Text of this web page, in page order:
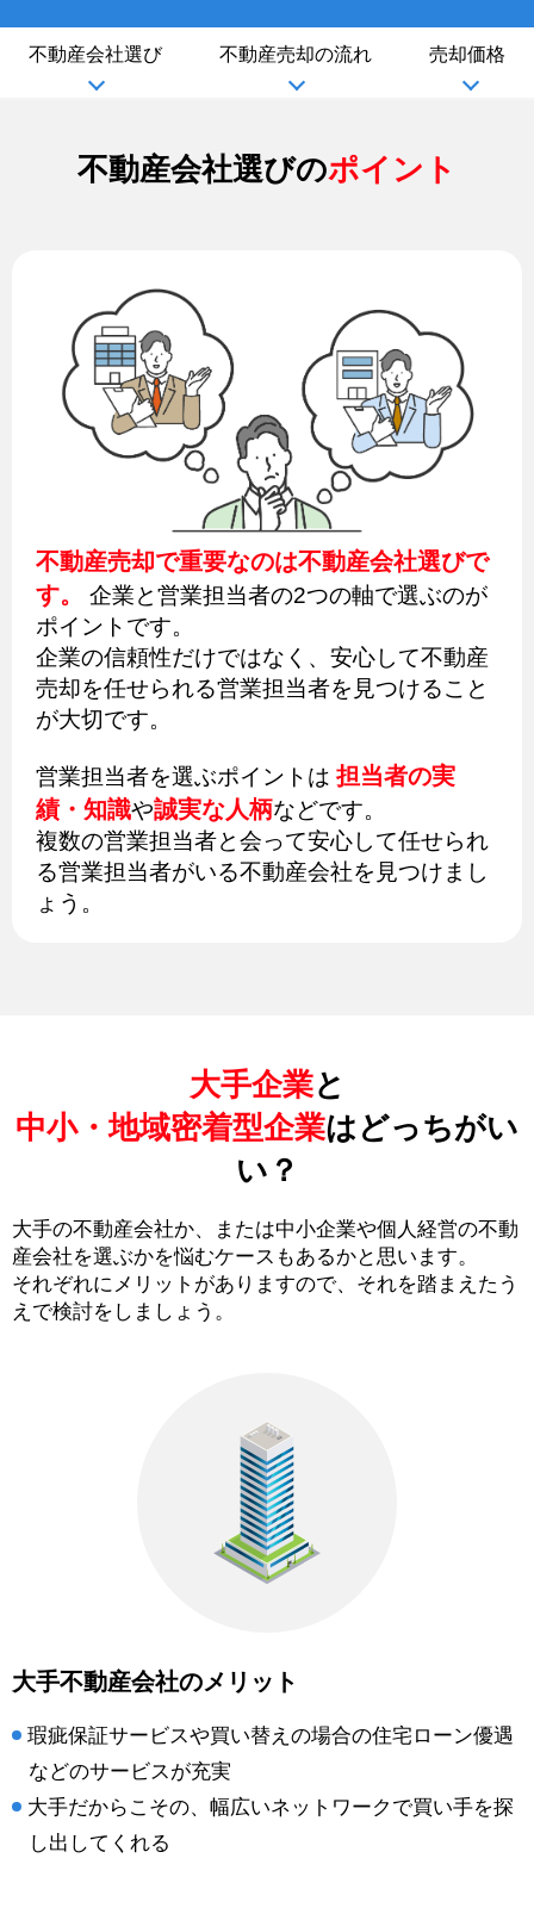
不動産会社選び 不動産売却の流れ 売却価格
不動産会社選びのポイント
不動産売却で重要なのは不動産会社選びで
す。
企業と営業担当者の2つの軸で選ぶのが
ポイントです。
企業の信頼性だけではなく、安心して不動産
売却を任せられる営業担当者を見つけること
が大切です。
営業担当者を選ぶポイントは 担当者の実
績・知識や誠実な人柄などです。
複数の営業担当者と会って安心して任せられ
る営業担当者がいる不動産会社を見つけまし
ょう。
大手企業と
中小・地域密着型企業はどっちがい
い？
大手の不動産会社か、または中小企業や個人経営の不動
産会社を選ぶかを悩むケースもあるかと思います。
それぞれにメリットがありますので、それを踏まえたう
えで検討をしましょう。
大手不動産会社のメリット
瑕疵保証サービスや買い替えの場合の住宅ローン優遇
などのサービスが充実
大手だからこその、幅広いネットワークで買い手を探
し出してくれる